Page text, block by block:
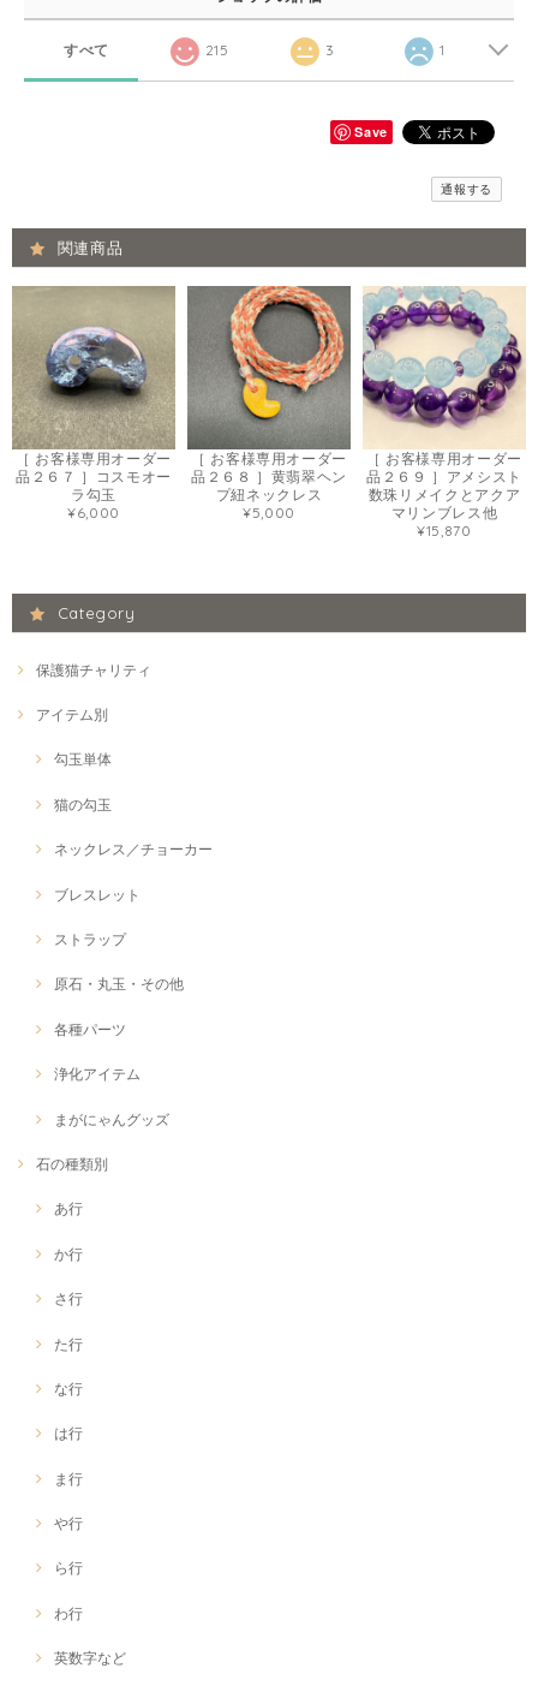
すべて 215 3 1
Save
通報する
関連商品
［ お客様専用オーダー
品２６７ ］コスモオー
ラ勾玉
¥6,000
［ お客様専用オーダー
品２６８ ］黄翡翠ヘン
プ紐ネックレス
¥5,000
［ お客様専用オーダー
品２６９ ］アメシスト
数珠リメイクとアクア
マリンブレス他
¥15,870
Category
保護猫チャリティ
アイテム別
勾玉単体
猫の勾玉
ネックレス／チョーカー
ブレスレット
ストラップ
原石・丸玉・その他
各種パーツ
浄化アイテム
まがにゃんグッズ
石の種類別
あ行
か行
さ行
た行
な行
は行
ま行
や行
ら行
わ行
英数字など